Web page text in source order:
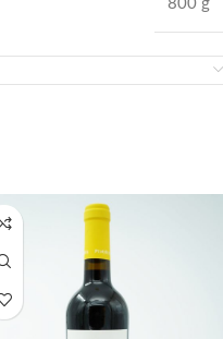
800 g